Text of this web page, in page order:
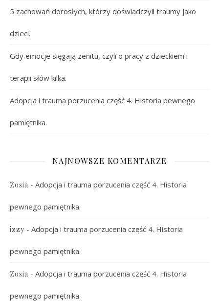
5 zachowań dorosłych, którzy doświadczyli traumy jako
dzieci.
Gdy emocje sięgają zenitu, czyli o pracy z dzieckiem i
terapii słów kilka.
Adopcja i trauma porzucenia część 4. Historia pewnego
pamiętnika.
NAJNOWSZE KOMENTARZE
Zosia - Adopcja i trauma porzucenia część 4. Historia
pewnego pamiętnika.
izzy - Adopcja i trauma porzucenia część 4. Historia
pewnego pamiętnika.
Zosia - Adopcja i trauma porzucenia część 4. Historia
pewnego pamiętnika.